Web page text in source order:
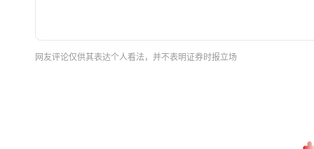
网友评论仅供其表达个人看法，并不表明证券时报立场